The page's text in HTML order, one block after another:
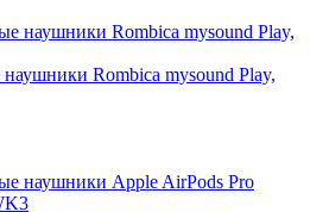
Rombica mysound Play,